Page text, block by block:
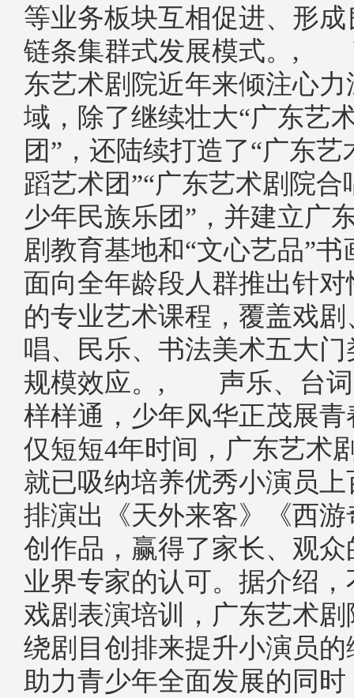
等业务板块互相促进、形
链条集群式发展模式。,
东艺术剧院近年来倾注心
域，除了继续壮大“广东艺
团”，还陆续打造了“广东
蹈艺术团”“广东艺术剧院合
少年民族乐团”，并建立广
剧教育基地和“文心艺品”
面向全年龄段人群推出针
的专业艺术课程，覆盖戏
唱、民乐、书法美术五大
规模效应。, 声乐、台词
样样通，少年风华正茂展
仅短短4年时间，广东艺术
就已吸纳培养优秀小演员
排演出《天外来客》《西
创作品，赢得了家长、观
业界专家的认可。据介绍
戏剧表演培训，广东艺术
绕剧目创排来提升小演员
助力青少年全面发展的同